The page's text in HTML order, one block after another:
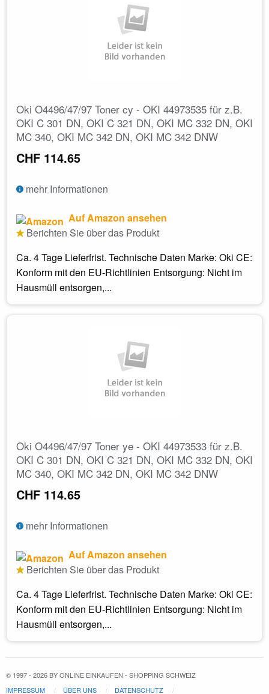
Oki O4496/47/97 Toner cy - OKI 44973535 für z.B.
OKI C 301 DN, OKI C 321 DN, OKI MC 332 DN, OKI
MC 340, OKI MC 342 DN, OKI MC 342 DNW
CHF 114.65
mehr Informationen
Auf Amazon ansehen
Berichten Sie über das Produkt
Ca. 4 Tage Lieferfrist. Technische Daten Marke: Oki CE:
Konform mit den EU-Richtlinien Entsorgung: Nicht im
Hausmüll entsorgen,...
Oki O4496/47/97 Toner ye - OKI 44973533 für z.B.
OKI C 301 DN, OKI C 321 DN, OKI MC 332 DN, OKI
MC 340, OKI MC 342 DN, OKI MC 342 DNW
CHF 114.65
mehr Informationen
Auf Amazon ansehen
Berichten Sie über das Produkt
Ca. 4 Tage Lieferfrist. Technische Daten Marke: Oki CE:
Konform mit den EU-Richtlinien Entsorgung: Nicht im
Hausmüll entsorgen,...
© 1997 - 2026 BY ONLINE EINKAUFEN - SHOPPING SCHWEIZ
IMPRESSUM
ÜBER UNS DATENSCHUTZ